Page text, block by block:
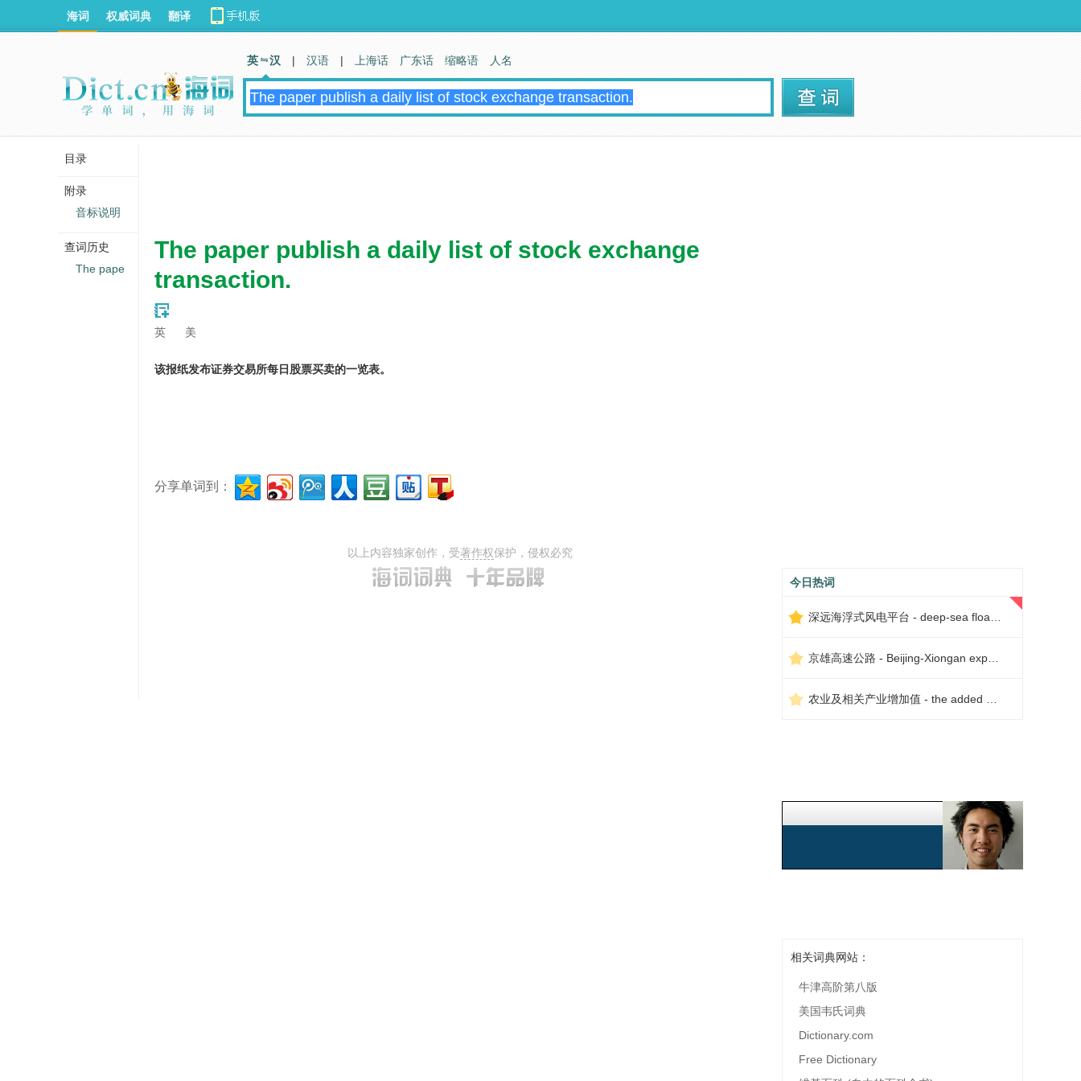
The paper publish a daily list of stock exchange
transaction.
英 美
该报纸发布证券交易所每日股票买卖的一览表。
分享单词到：
以上内容独家创作，受著作权保护，侵权必究
今日热词
相关词典网站：
牛津高阶第八版
美国韦氏词典
Dictionary.com
Free Dictionary
海词 权威词典 翻译
英 汉 | 汉语 | 上海话 广东话 缩略语 人名
目录
附录
音标说明
查词历史
The pape